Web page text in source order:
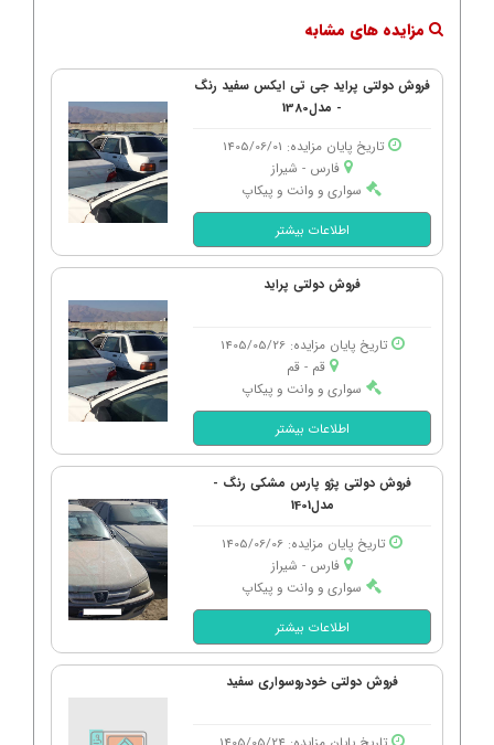
مزایده های مشابه
فروش دولتی پراید جی تی ایکس سفید رنگ
- مدل1380
تاریخ پایان مزایده: 1405/06/01
فارس - شیراز
سواری و وانت و پیکاپ
اطلاعات بیشتر
فروش دولتی پراید
تاریخ پایان مزایده: 1405/05/26
قم - قم
سواری و وانت و پیکاپ
اطلاعات بیشتر
فروش دولتی پژو پارس مشکی رنگ -
مدل1401
تاریخ پایان مزایده: 1405/06/06
فارس - شیراز
سواری و وانت و پیکاپ
اطلاعات بیشتر
فروش دولتی خودروسواری سفید